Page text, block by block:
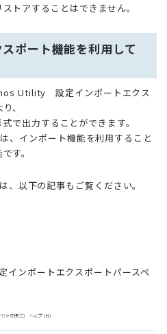
トアすることはできません。
ポート機能を利用して
Utility 設定インポートエクス
、
で出力することができます。
、インポート機能を利用すること
す。
以下の記事もご覧ください。
インポートエクスポートパースペ